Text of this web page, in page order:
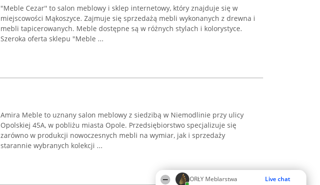
ORŁY Meblarstwa Live chat
"Meble Cezar'' to salon meblowy i sklep internetowy, który znajduje się w
miejscowości Mąkoszyce. Zajmuje się sprzedażą mebli wykonanych z drewna i
mebli tapicerowanych. Meble dostępne są w różnych stylach i kolorystyce.
Szeroka oferta sklepu "Meble ...
Amira Meble to uznany salon meblowy z siedzibą w Niemodlinie przy ulicy
Opolskiej 45A, w pobliżu miasta Opole. Przedsiębiorstwo specjalizuje się
zarówno w produkcji nowoczesnych mebli na wymiar, jak i sprzedaży
starannie wybranych kolekcji ...